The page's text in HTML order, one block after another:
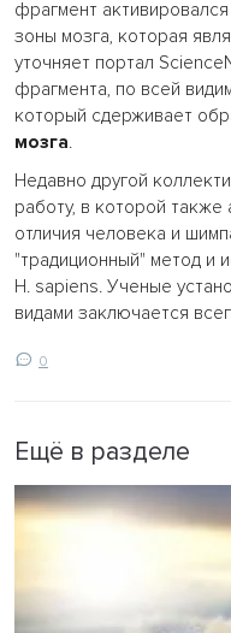
фрагмент активировался
зоны мозга, которая
уточняет портал
фрагмента, по всей
который сдерживает
мозга.
Недавно другой
работу, в которой также
отличия человека и
"традиционный" метод и
H. sapiens. Ученые
видами заключается
0
Ещё в разделе